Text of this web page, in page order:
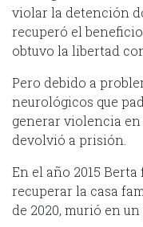
violar la detención
recuperó el beneficio
obtuvo la libertad
Pero debido a
neurológicos que
generar violencia en
devolvió a prisión.
En el año 2015
recuperar la casa
de 2020, murió en